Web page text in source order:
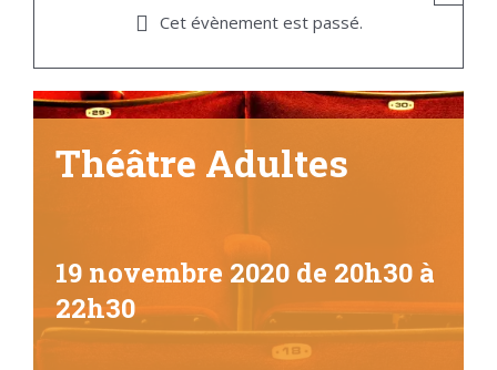
Cet évènement est passé.
Théâtre Adultes
19 novembre 2020 de 20h30 à
22h30